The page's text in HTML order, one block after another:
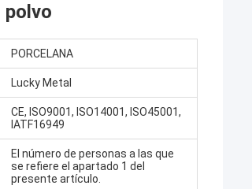
polvo
PORCELANA
Lucky Metal
CE, ISO9001, ISO14001, ISO45001,
IATF16949
El número de personas a las que
se refiere el apartado 1 del
presente artículo.